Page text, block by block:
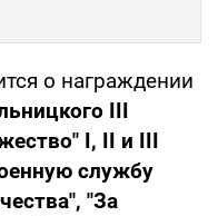
о награждении
III
I, II и III
службу
"За